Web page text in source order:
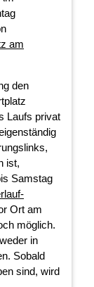
am
den
Laufs privat
ist,
Samstag
Ort am
möglich.
in
Sobald
sind, wird